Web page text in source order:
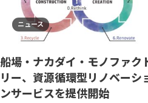
ニュース
船場・ナカダイ・モノファク
リー、資源循環型リノベーシ
ンサービスを提供開始